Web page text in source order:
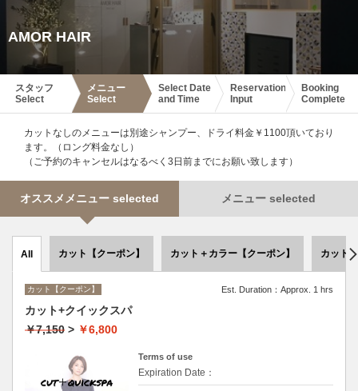
AMOR HAIR
スタッフ
Select
メニュー
Select
Select Date
and Time
Reservation
Input
Booking
Complete
カットなしのメニューは別途シャンプー、ドライ料金￥1100頂いており
ます。（ロング料金なし）
（ご予約のキャンセルはなるべく3日前までにお願い致します）
オススメメニュー selected メニュー selected
All カット【クーポン】 カット＋カラー【クーポン】 カット
カット【クーポン】 Est. Duration：Approx. 1 hrs
カット+クイックスパ
￥7,150 > ￥6,800
Terms of use
Expiration Date：